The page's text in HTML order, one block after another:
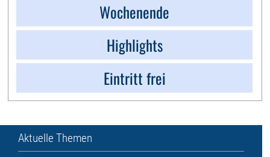
Wochenende
Highlights
Eintritt frei
Aktuelle Themen